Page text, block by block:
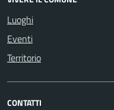
Luoghi
Eventi
Territorio
CONTATTI